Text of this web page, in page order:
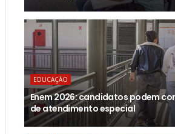
EDUCAÇÃO
Enem 2026: candidatos podem
de atendimento especial